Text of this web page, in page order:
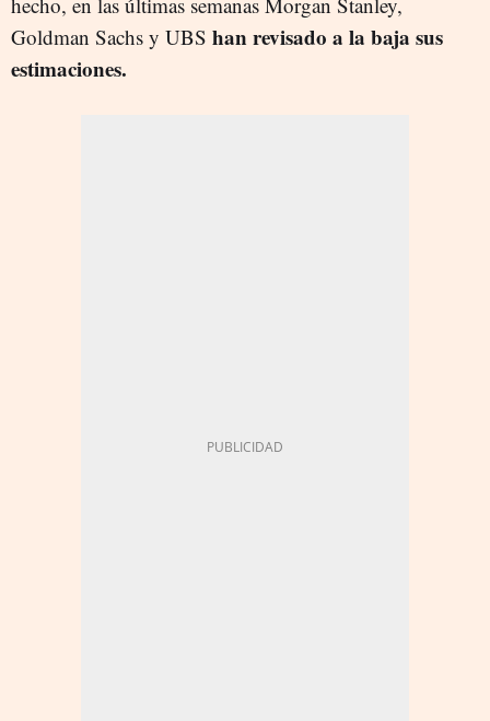
Goldman Sachs y UBS han revisado a la baja sus
estimaciones.